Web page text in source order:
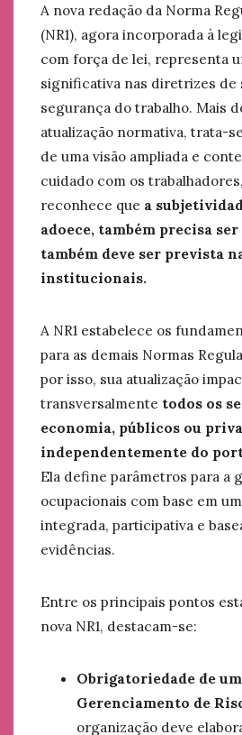
A nova redação da Norma
(NR1), agora incorporada à
com força de lei, representa
significativa nas diretrizes de
segurança do trabalho. Mais
atualização normativa, trata-
de uma visão ampliada e
cuidado com os
reconhece que a
adoece, também precisa
também deve ser prevista
institucionais.
A NR1 estabelece os
para as demais Normas
por isso, sua atualização
transversalmente todos os
economia, públicos ou
independentemente do
Ela define parâmetros para a
ocupacionais com base em
integrada, participativa e
evidências.
Entre os principais pontos
nova NR1, destacam-se:
Obrigatoriedade de
Gerenciamento de
organização deve